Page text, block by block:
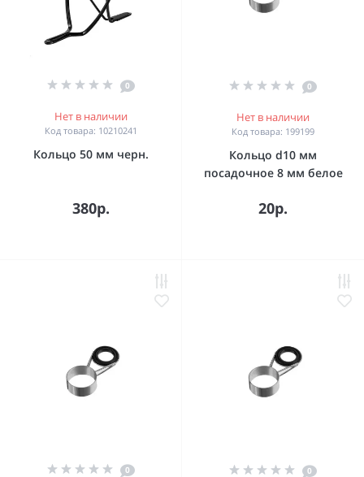
0
Нет в наличии
Код товара: 10210241
Кольцо 50 мм черн.
380р.
0
Нет в наличии
Код товара: 199199
Кольцо d10 мм
посадочное 8 мм белое
20р.
0 0